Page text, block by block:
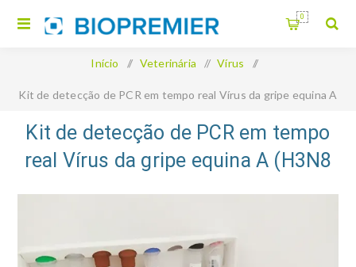
0
Início / Veterinária / Vírus /
Kit de detecção de PCR em tempo real Vírus da gripe equina A
(H3N8 & H7N7)
Kit de detecção de PCR em tempo
real Vírus da gripe equina A (H3N8
& H7N7)